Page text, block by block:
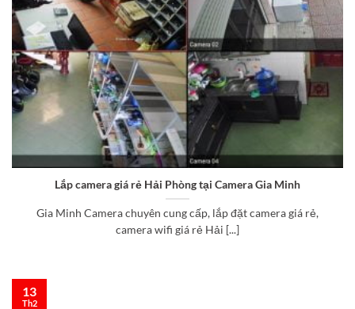
Lắp camera giá rẻ Hải Phòng tại Camera Gia Minh
Gia Minh Camera chuyên cung cấp, lắp đặt camera giá rẻ,
camera wifi giá rẻ Hải [...]
13
Th2